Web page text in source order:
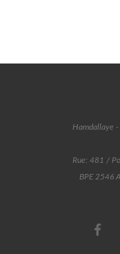
Hamdallaye -
Rue: 481 /
BPE 2546